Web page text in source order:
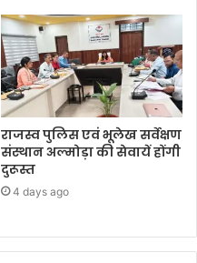
राजस्व पुलिस एवं भूलेख सर्वेक्षण
संस्थान अल्मोड़ा की सेवायें होंगी
दुरूस्त
4 days ago